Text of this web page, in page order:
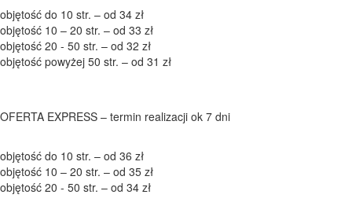
objętość do 10 str. – od 34 zł
objętość 10 – 20 str. – od 33 zł
objętość 20 - 50 str. – od 32 zł
objętość powyżej 50 str. – od 31 zł
OFERTA EXPRESS – termin realizacji ok 7 dni
objętość do 10 str. – od 36 zł
objętość 10 – 20 str. – od 35 zł
objętość 20 - 50 str. – od 34 zł